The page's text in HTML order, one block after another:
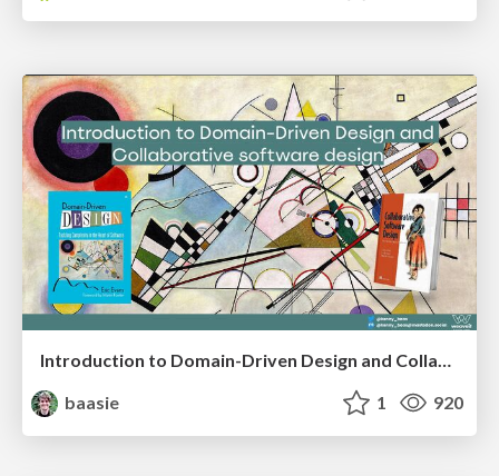
Introduction to Domain-Driven Design and Collaborative software design
baasie
1 920